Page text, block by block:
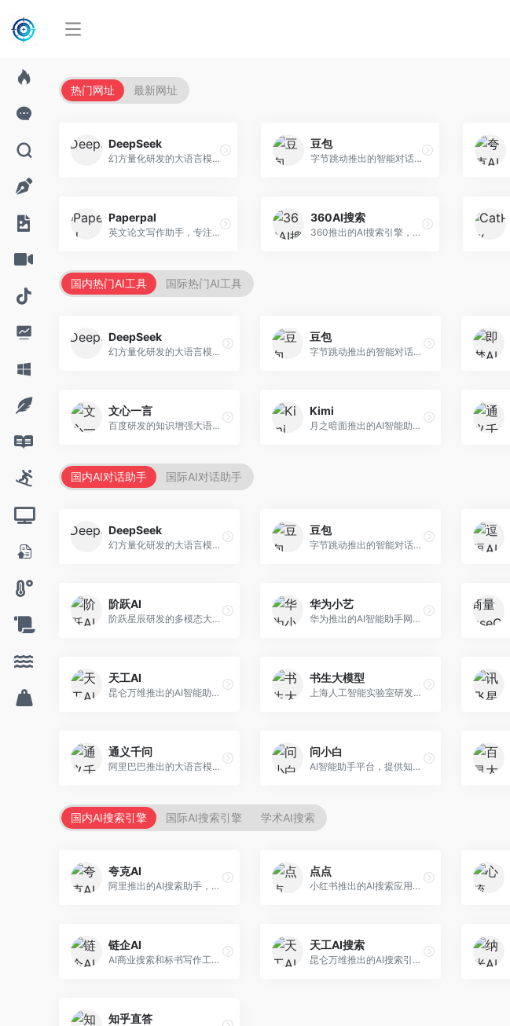
热门网址 最新网址
DeepSeek
幻方量化研发的大语言模型平台，专注于深度推理和代码生成能力。面向开发者、研究人员和技术爱好者，提供强大的逻辑推理和数学计算功能，开源生态完善，API接口友好。
豆包
字节跳动推出的智能对话助手平台，提供文本创作、知识问答、英语学习等多种AI服务。面向普通用户和内容创作者，支持多轮对话和文件解析，免费使用，响应速度快，中文理解能力强。
Paperpal
英文论文写作助手，专注于学术英语润色。面向需要发表国际期刊的研究者，提供语法检查、学术表达优化、格式规范等服务，英语表达地道专业。
360AI搜索
360推出的AI搜索引擎，专注于安全智能搜索。面向普通用户，提供智能问答、网页搜索、内容整理等服务，安全防护能力强。
国内热门AI工具 国际热门AI工具
DeepSeek
幻方量化研发的大语言模型平台，专注于深度推理和代码生成能力。面向开发者、研究人员和技术爱好者，提供强大的逻辑推理和数学计算功能，开源生态完善，API接口友好。
豆包
字节跳动推出的智能对话助手平台，提供文本创作、知识问答、英语学习等多种AI服务。面向普通用户和内容创作者，支持多轮对话和文件解析，免费使用，响应速度快，中文理解能力强。
文心一言
百度研发的知识增强大语言模型，深度融合百度知识图谱和搜索能力。面向中文用户，提供知识问答、文本创作、逻辑推理等服务，中文语境理解准确，知识覆盖面广。
Kimi
月之暗面推出的AI智能助手，核心优势在于超长文本处理能力，支持20万字以上文档分析。面向学术研究者、职场人士和内容创作者，提供文档解读、PPT生成、联网搜索等综合服务。
国内AI对话助手 国际AI对话助手
DeepSeek
幻方量化研发的大语言模型平台，专注于深度推理和代码生成能力。面向开发者、研究人员和技术爱好者，提供强大的逻辑推理和数学计算功能，开源生态完善，API接口友好。
豆包
字节跳动推出的智能对话助手平台，提供文本创作、知识问答、英语学习等多种AI服务。面向普通用户和内容创作者，支持多轮对话和文件解析，免费使用，响应速度快，中文理解能力强。
阶跃AI
阶跃星辰研发的多模态大模型平台，支持文本、图像、视频的综合理解与生成。面向创作者和企业客户，提供内容创作、智能分析等服务，多模态能力突出。
华为小艺
华为推出的AI智能助手网页端，深度整合鸿蒙生态和华为云服务。面向华为设备用户，支持语音交互、智能问答、设备控制等功能，与华为硬件生态无缝衔接。
天工AI
昆仑万维推出的AI智能助手，集成搜索、对话、创作等多种能力。面向普通用户和内容创作者，支持联网搜索、文本生成、图像理解等功能，响应速度快，免费使用。
书生大模型
上海人工智能实验室研发的开源大模型系列，支持多尺度和多模态。面向研究机构和开发者，开源生态完善，学术研究背景深厚，适合科研和定制开发。
通义千问
阿里巴巴推出的大语言模型平台，提供对话问答、文档处理、图像理解、代码编写等全方位AI服务。面向企业用户和个人开发者，集成阿里云生态，支持多模态交互，企业级安全保障。
问小白
AI智能助手平台，提供知识问答、文本创作、文档处理等服务。面向普通用户和职场人士，操作简便，响应速度快，支持多场景应用。
国内AI搜索引擎 国际AI搜索引擎 学术AI搜索
夸克AI
阿里推出的AI搜索助手，整合搜索与AI功能。面向年轻用户，提供智能搜索、文档处理、学习辅助等服务，与夸克生态深度整合。
点点
小红书推出的AI搜索应用，专注于生活方式内容搜索。面向小红书用户，提供生活攻略、消费决策、内容推荐等服务，生活方式内容丰富。
链企AI
AI商业搜索和标书写作工具，专注于企业服务场景。面向企业用户，提供商业信息搜索、标书生成、企业分析等服务，商业信息专业。
天工AI搜索
昆仑万维推出的AI搜索引擎，整合大模型与搜索能力。面向普通用户，提供智能问答、深度搜索、内容整理等服务，中文搜索体验好。
知乎直答